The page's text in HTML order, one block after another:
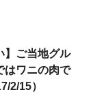
】ご当地グル
はワニの肉で
2/15）